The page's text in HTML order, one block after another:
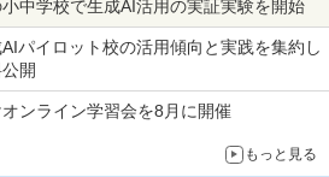
中学校で生成AI活用の実証実験を開始
パイロット校の活用傾向と実践を集約し
開
ンライン学習会を8月に開催
もっと見る